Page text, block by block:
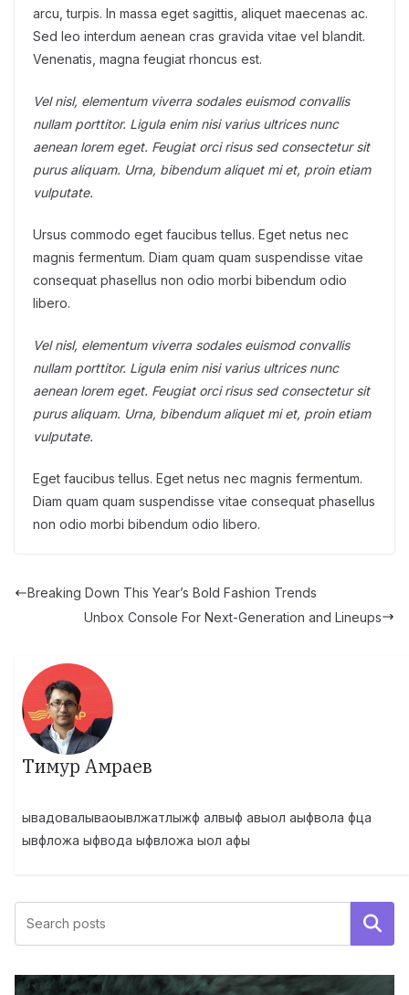
arcu, turpis. In massa eget sagittis, aliquet maecenas ac.
Sed leo interdum aenean cras gravida vitae vel blandit.
Venenatis, magna feugiat rhoncus est.
Vel nisl, elementum viverra sodales euismod convallis
nullam porttitor. Ligula enim nisi varius ultrices nunc
aenean lorem eget. Feugiat orci risus sed consectetur sit
purus aliquam. Urna, bibendum aliquet mi et, proin etiam
vulputate.
Ursus commodo eget faucibus tellus. Eget netus nec
magnis fermentum. Diam quam quam suspendisse vitae
consequat phasellus non odio morbi bibendum odio
libero.
Vel nisl, elementum viverra sodales euismod convallis
nullam porttitor. Ligula enim nisi varius ultrices nunc
aenean lorem eget. Feugiat orci risus sed consectetur sit
purus aliquam. Urna, bibendum aliquet mi et, proin etiam
vulputate.
Eget faucibus tellus. Eget netus nec magnis fermentum.
Diam quam quam suspendisse vitae consequat phasellus
non odio morbi bibendum odio libero.
Breaking Down This Year’s Bold Fashion Trends
Unbox Console For Next-Generation and Lineups
Тимур Амраев
ывадовалываоывлжатлыжф алвыф авыол аыфвола фца
ывфложа ыфвода ыфвложа ыол афы
Поиск